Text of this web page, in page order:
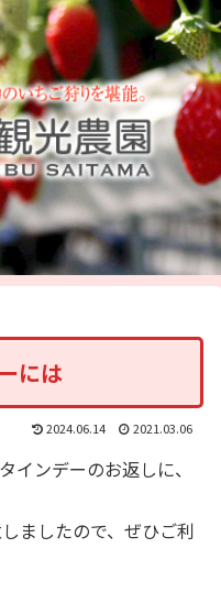
には
2024.06.14 2021.03.06
ンデーのお返しに、
ましたので、ぜひご利